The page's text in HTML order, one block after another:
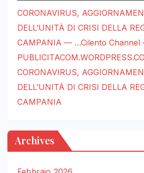
CORONAVIRUS,
DELL’UNITÀ DI CRISI DELLA
CAMPANIA — …Cilento Channel
CORONAVIRUS,
DELL’UNITÀ DI CRISI DELLA
CAMPANIA
Archives